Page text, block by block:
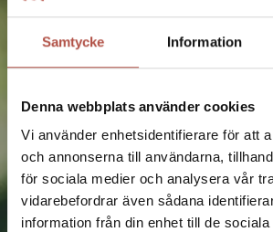
Samtycke Information
Denna webbplats använder cookies
Vi använder enhetsidentifierare för att
och annonserna till användarna,
för sociala medier och analysera vår
vidarebefordrar även sådana
information från din enhet till de
Kika in information om skolstart